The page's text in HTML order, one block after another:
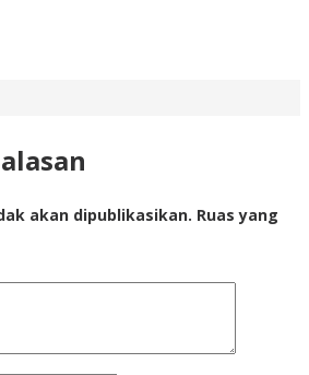
akan dipublikasikan. Ruas yang